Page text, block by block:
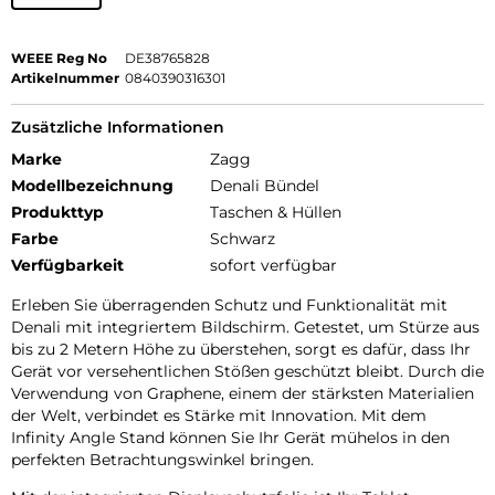
WEEE Reg No
DE38765828
Artikelnummer 0840390316301
Zusätzliche Informationen
Marke
Zagg
Modellbezeichnung
Denali Bündel
Produkttyp
Taschen & Hüllen
Farbe
Schwarz
Verfügbarkeit
sofort verfügbar
Erleben Sie überragenden Schutz und Funktionalität mit
Denali mit integriertem Bildschirm. Getestet, um Stürze aus
bis zu 2 Metern Höhe zu überstehen, sorgt es dafür, dass Ihr
Gerät vor versehentlichen Stößen geschützt bleibt. Durch die
Verwendung von Graphene, einem der stärksten Materialien
der Welt, verbindet es Stärke mit Innovation. Mit dem
Infinity Angle Stand können Sie Ihr Gerät mühelos in den
perfekten Betrachtungswinkel bringen.